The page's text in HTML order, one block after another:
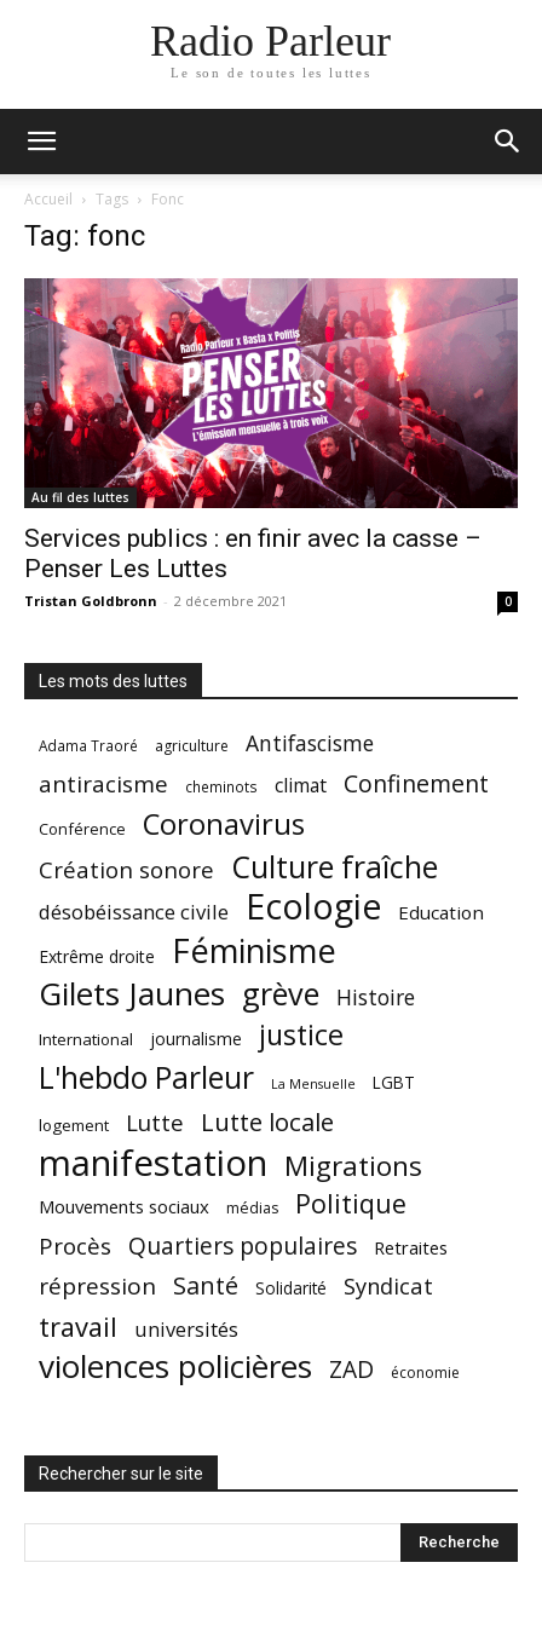
Radio Parleur
Le son de toutes les luttes
Accueil Tags Fonc
Tag: fonc
Au fil des luttes
Services publics : en finir avec la casse –
Penser Les Luttes
Tristan Goldbronn - 2 décembre 2021 0
Les mots des luttes
Adama Traoré agriculture Antifascisme
antiracisme cheminots climat Confinement
Conférence Coronavirus
Création sonore Culture fraîche
désobéissance civile Ecologie Education
Extrême droite Féminisme
Gilets Jaunes grève Histoire
International journalisme justice
L'hebdo Parleur La Mensuelle
LGBT
logement
Lutte Lutte locale
manifestation Migrations
Mouvements sociaux médias Politique
Procès Quartiers populaires Retraites
répression Santé Solidarité Syndicat
travail universités
violences policières ZAD économie
Rechercher sur le site